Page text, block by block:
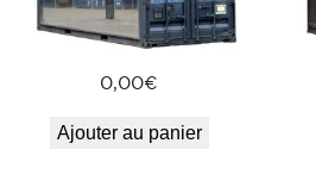
0,00€
Ajouter au panier